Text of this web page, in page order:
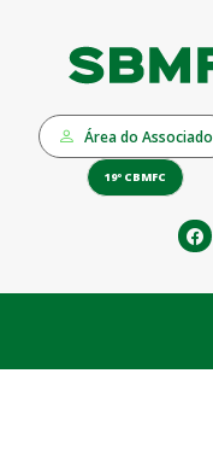
Área do Associado
19º CBMFC